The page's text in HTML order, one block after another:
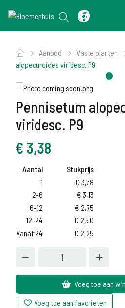
Aanbod Vaste planten
alopecuroides viridesc. P9
Pennisetum
viridesc. P9
€ 3,38
Aantal
Stukprijs
1
€ 3,38
2-6
€ 3,13
6-12
€ 2,75
12-24
€ 2,50
Vanaf 24
€ 2,25
Voeg toe aan
Voeg toe aan favorieten